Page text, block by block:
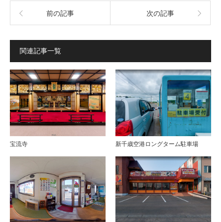
前の記事 次の記事
関連記事一覧
宝流寺 新千歳空港ロングターム駐車場